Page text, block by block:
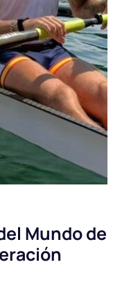
Mundo de